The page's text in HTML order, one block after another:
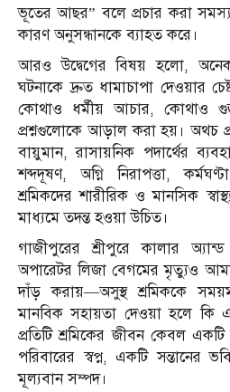
ভূতের আছর” বলে প্রচার করা
কারণ অনুসন্ধানকে ব্যাহত করে।
আরও উদ্বেগের বিষয় হলো, অনেক
ঘটনাকে দ্রুত ধামাচাপা দেওয়ার
কোথাও ধর্মীয় আচার, কোথাও
প্রশ্নগুলোকে আড়াল করা হয়। অথচ
বায়ুমান, রাসায়নিক পদার্থের
শব্দদূষণ, অগ্নি নিরাপত্তা,
শ্রমিকদের শারীরিক ও মানসিক
মাধ্যমে তদন্ত হওয়া উচিত।
গাজীপুরের শ্রীপুরে কালার
অপারেটর লিজা বেগমের মৃত্যুও
দাঁড় করায়—অসুস্থ শ্রমিককে
মানবিক সহায়তা দেওয়া হলে
প্রতিটি শ্রমিকের জীবন কেবল
পরিবারের স্বপ্ন, একটি সন্তানের
মূল্যবান সম্পদ।